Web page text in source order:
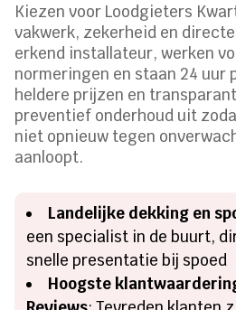
Kiezen voor Loodgieters
vakwerk, zekerheid en
erkend installateur, werken
normeringen en staan 24 uur
heldere prijzen en
preventief onderhoud uit
niet opnieuw tegen
aanloopt.
Landelijke dekking en
een specialist in de buurt,
snelle presentatie bij spoed
Hoogste